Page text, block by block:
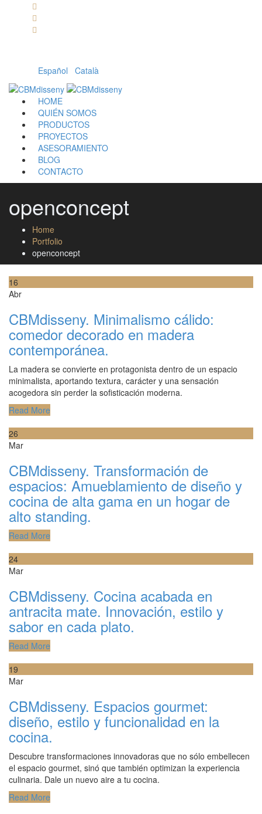
Español Català
HOME
QUIÉN SOMOS
PRODUCTOS
PROYECTOS
ASESORAMIENTO
BLOG
CONTACTO
openconcept
Home
Portfolio
openconcept
16
Abr
CBMdisseny. Minimalismo cálido:
comedor decorado en madera
contemporánea.
La madera se convierte en protagonista dentro de un espacio
minimalista, aportando textura, carácter y una sensación
acogedora sin perder la sofisticación moderna.
Read More
26
Mar
CBMdisseny. Transformación de
espacios: Amueblamiento de diseño y
cocina de alta gama en un hogar de
alto standing.
Read More
24
Mar
CBMdisseny. Cocina acabada en
antracita mate. Innovación, estilo y
sabor en cada plato.
Read More
19
Mar
CBMdisseny. Espacios gourmet:
diseño, estilo y funcionalidad en la
cocina.
Descubre transformaciones innovadoras que no sólo embellecen
el espacio gourmet, sinó que también optimizan la experiencia
culinaria. Dale un nuevo aire a tu cocina.
Read More